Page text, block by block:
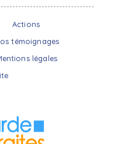
Actions
témoignages
légales